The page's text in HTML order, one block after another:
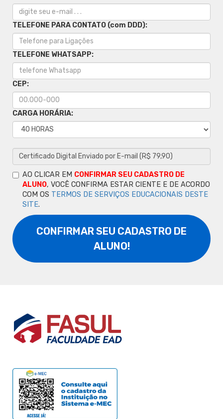
TELEFONE PARA CONTATO (com DDD):
TELEFONE WHATSAPP:
CEP:
CARGA HORÁRIA:
AO CLICAR EM CONFIRMAR SEU CADASTRO DE
ALUNO, VOCÊ CONFIRMA ESTAR CIENTE E DE ACORDO
COM OS TERMOS DE SERVIÇOS EDUCACIONAIS DESTE
SITE.
CONFIRMAR SEU CADASTRO DE
ALUNO!